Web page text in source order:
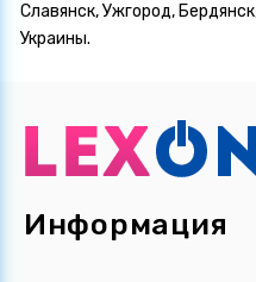
Славянск, Ужгород,
Украины.
Информация